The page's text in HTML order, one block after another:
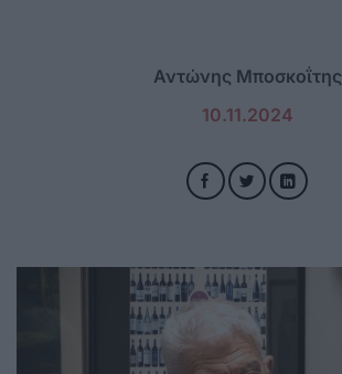
Αντώνης Μποσκοΐτης
10.11.2024